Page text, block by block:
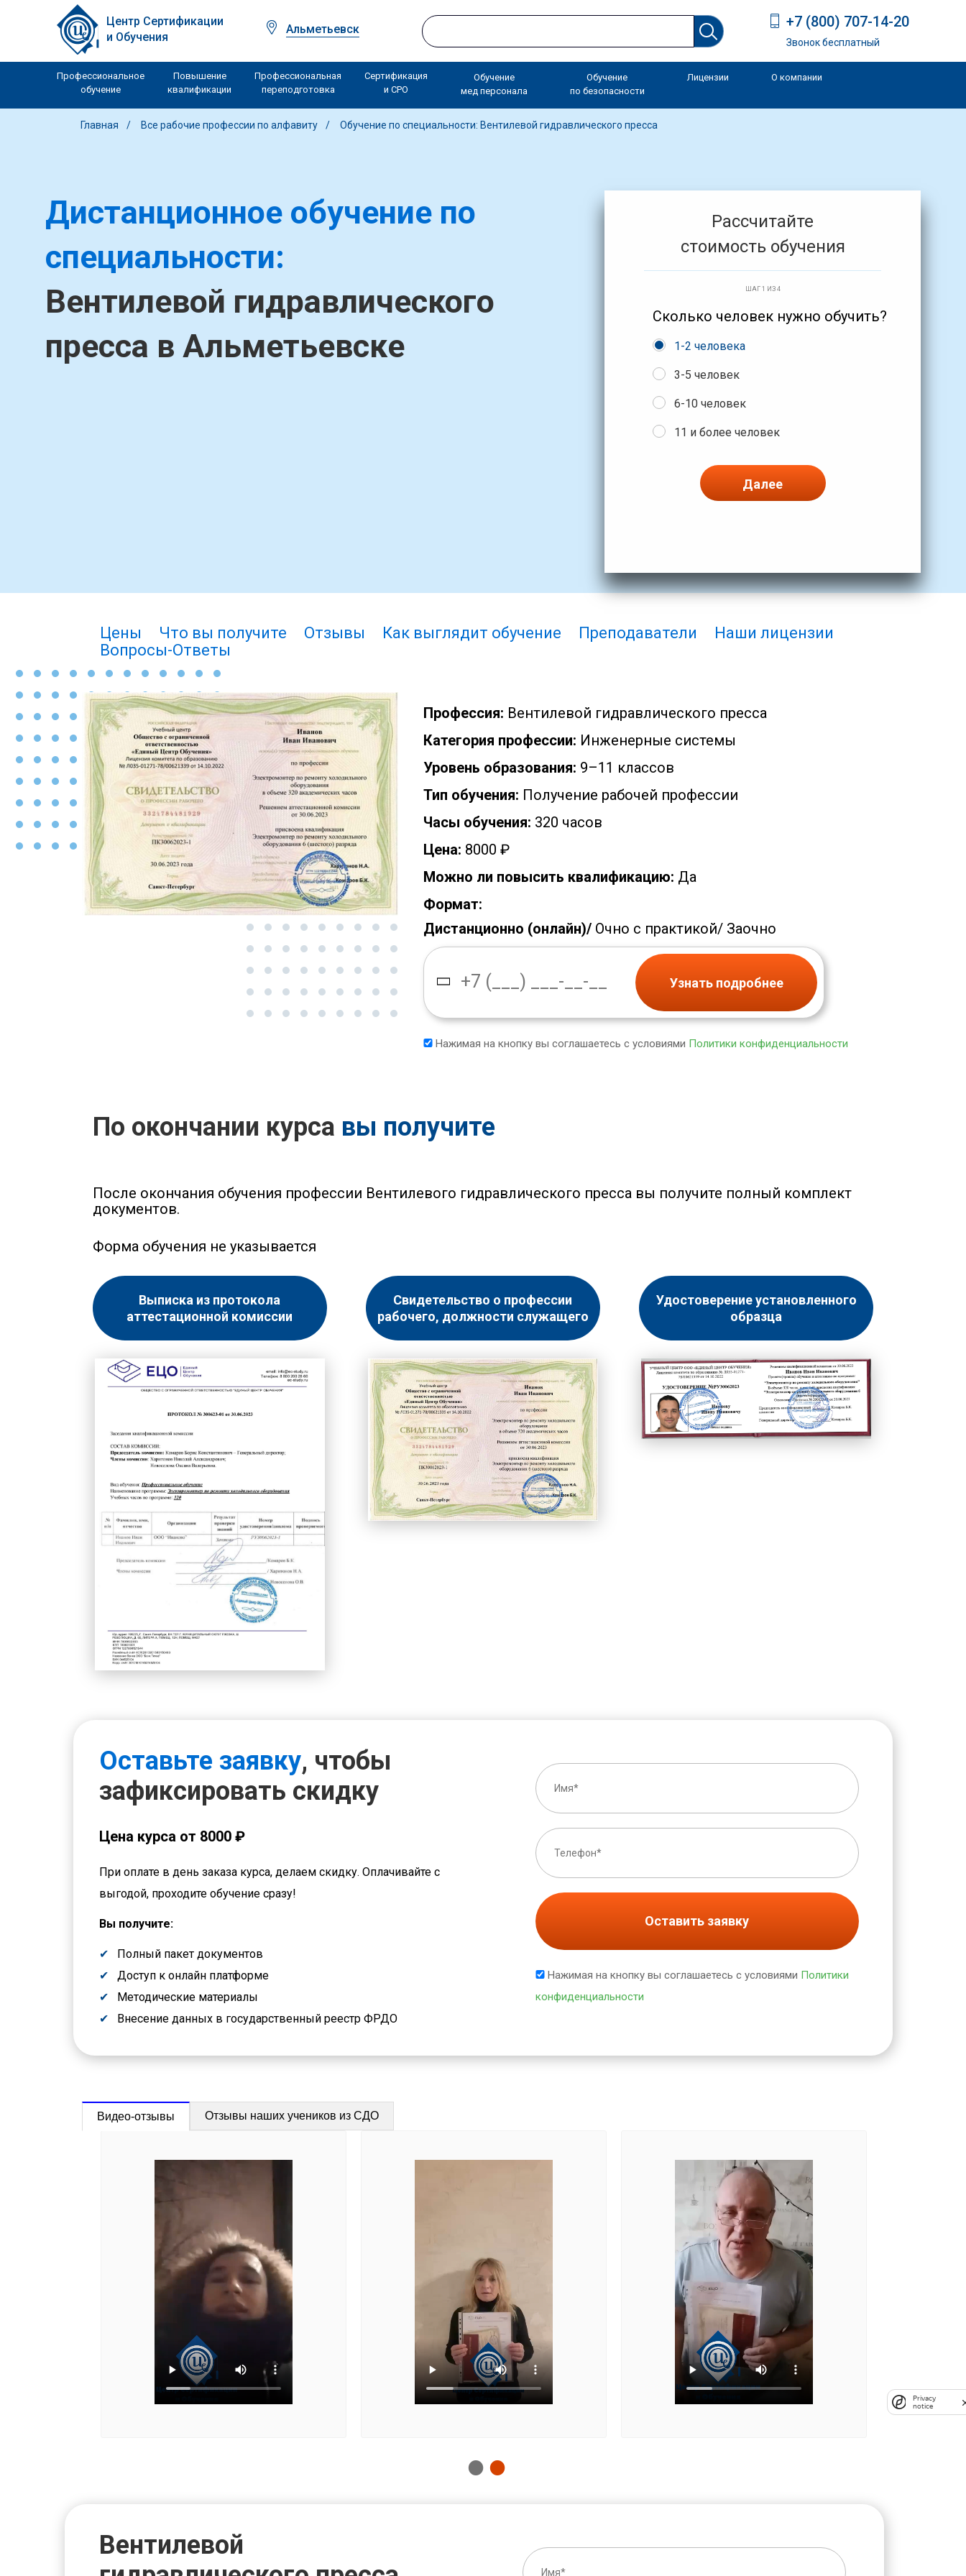
Центр Сертификации
и Обучения
Альметьевск +7 (800) 707-14-20
Звонок бесплатный
Профессиональное
обучение
Повышение
квалификации
Профессиональная
переподготовка
Сертификация
и СРО
Обучение
мед персонала
Обучение
по безопасности
Лицензии О компании
Главная Все рабочие профессии по алфавиту Обучение по специальности: Вентилевой гидравлического пресса
Дистанционное обучение по
специальности:
Вентилевой гидравлического
пресса в Альметьевске
Рассчитайте
стоимость обучения
ШАГ 1 ИЗ 4
Сколько человек нужно обучить?
1-2 человека
3-5 человек
6-10 человек
11 и более человек
Далее
Цены Что вы получите Отзывы Как выглядит обучение Преподаватели
Наши лицензии
Вопросы-Ответы
Профессия: Вентилевой гидравлического пресса
Категория профессии: Инженерные системы
Уровень образования: 9–11 классов
Тип обучения: Получение рабочей профессии
Часы обучения: 320 часов
Цена: 8000 ₽
Можно ли повысить квалификацию: Да
Формат:
Дистанционно (онлайн)/ Очно с практикой/ Заочно
Узнать подробнее
Нажимая на кнопку вы соглашаетесь с условиями Политики конфиденциальности
По окончании курса вы получите
После окончания обучения профессии Вентилевого гидравлического пресса вы получите полный комплект
документов.
Форма обучения не указывается
Выписка из протокола
аттестационной комиссии
Свидетельство о профессии
рабочего, должности служащего
Удостоверение установленного
образца
Оставьте заявку, чтобы
зафиксировать скидку
Цена курса от 8000 ₽
При оплате в день заказа курса, делаем скидку. Оплачивайте с
выгодой, проходите обучение сразу!
Вы получите:
Полный пакет документов
Доступ к онлайн платформе
Методические материалы
Внесение данных в государственный реестр ФРДО
Оставить заявку
Нажимая на кнопку вы соглашаетесь с условиями Политики
конфиденциальности
Видео-отзывы Отзывы наших учеников из СДО
Вентилевой
Privacy
notice